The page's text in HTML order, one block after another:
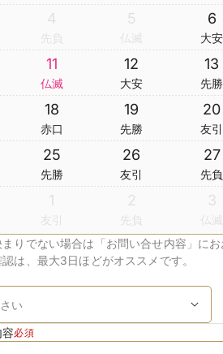
4
先負
5
仏滅
6
大安
11
仏滅
12
大安
13
先勝
18
赤口
19
先勝
20
友引
25
先勝
26
友引
27
先負
1
友引
2
先負
3
仏滅
りでない場合は「お問い合せ内容」に
は、最大3日ほどがオススメです。
必須